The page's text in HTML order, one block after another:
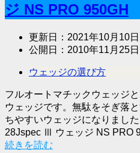
ジ NS PRO 950GH
更新日： 2021年10月10日
公開日： 2010年11月25日
ウェッジの選び方
フルオートマチックウェッジ
ウェッジです。無駄をそぎ落
ちやすいウェッジになりまし
28Jspec Ⅲ ウェッジ NS PRO
続きを読む